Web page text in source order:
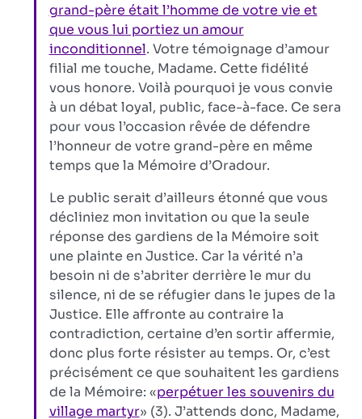
grand-père était l’homme de votre vie et
que vous lui portiez un amour
inconditionnel. Votre témoignage d’amour
filial me touche, Madame. Cette fidélité
vous honore. Voilà pourquoi je vous convie
à un débat loyal, public, face-à-face. Ce sera
pour vous l’occasion rêvée de défendre
l’honneur de votre grand-père en même
temps que la Mémoire d’Oradour.
Le public serait d’ailleurs étonné que vous
décliniez mon invitation ou que la seule
réponse des gardiens de la Mémoire soit
une plainte en Justice. Car la vérité n’a
besoin ni de s’abriter derrière le mur du
silence, ni de se réfugier dans le jupes de la
Justice. Elle affronte au contraire la
contradiction, certaine d’en sortir affermie,
donc plus forte résister au temps. Or, c’est
précisément ce que souhaitent les gardiens
de la Mémoire: «perpétuer les souvenirs du
village martyr» (3). J’attends donc, Madame,